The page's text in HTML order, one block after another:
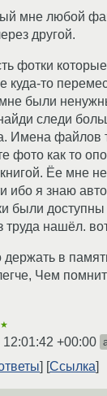
мне любой
другой.
фотки
куда-то
были
следи
Имена файлов
фото как то
Ёе мне
ибо я знаю
были доступны
труда нашёл.
держать в
Чем
★
12:01:42 +00:00
Ссылка